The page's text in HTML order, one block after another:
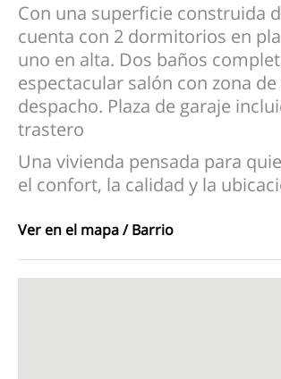
Con una superficie construida
cuenta con 2 dormitorios en
uno en alta. Dos baños
espectacular salón con zona
despacho. Plaza de garaje
trastero
Una vivienda pensada para
el confort, la calidad y la
Ver en el mapa / Barrio